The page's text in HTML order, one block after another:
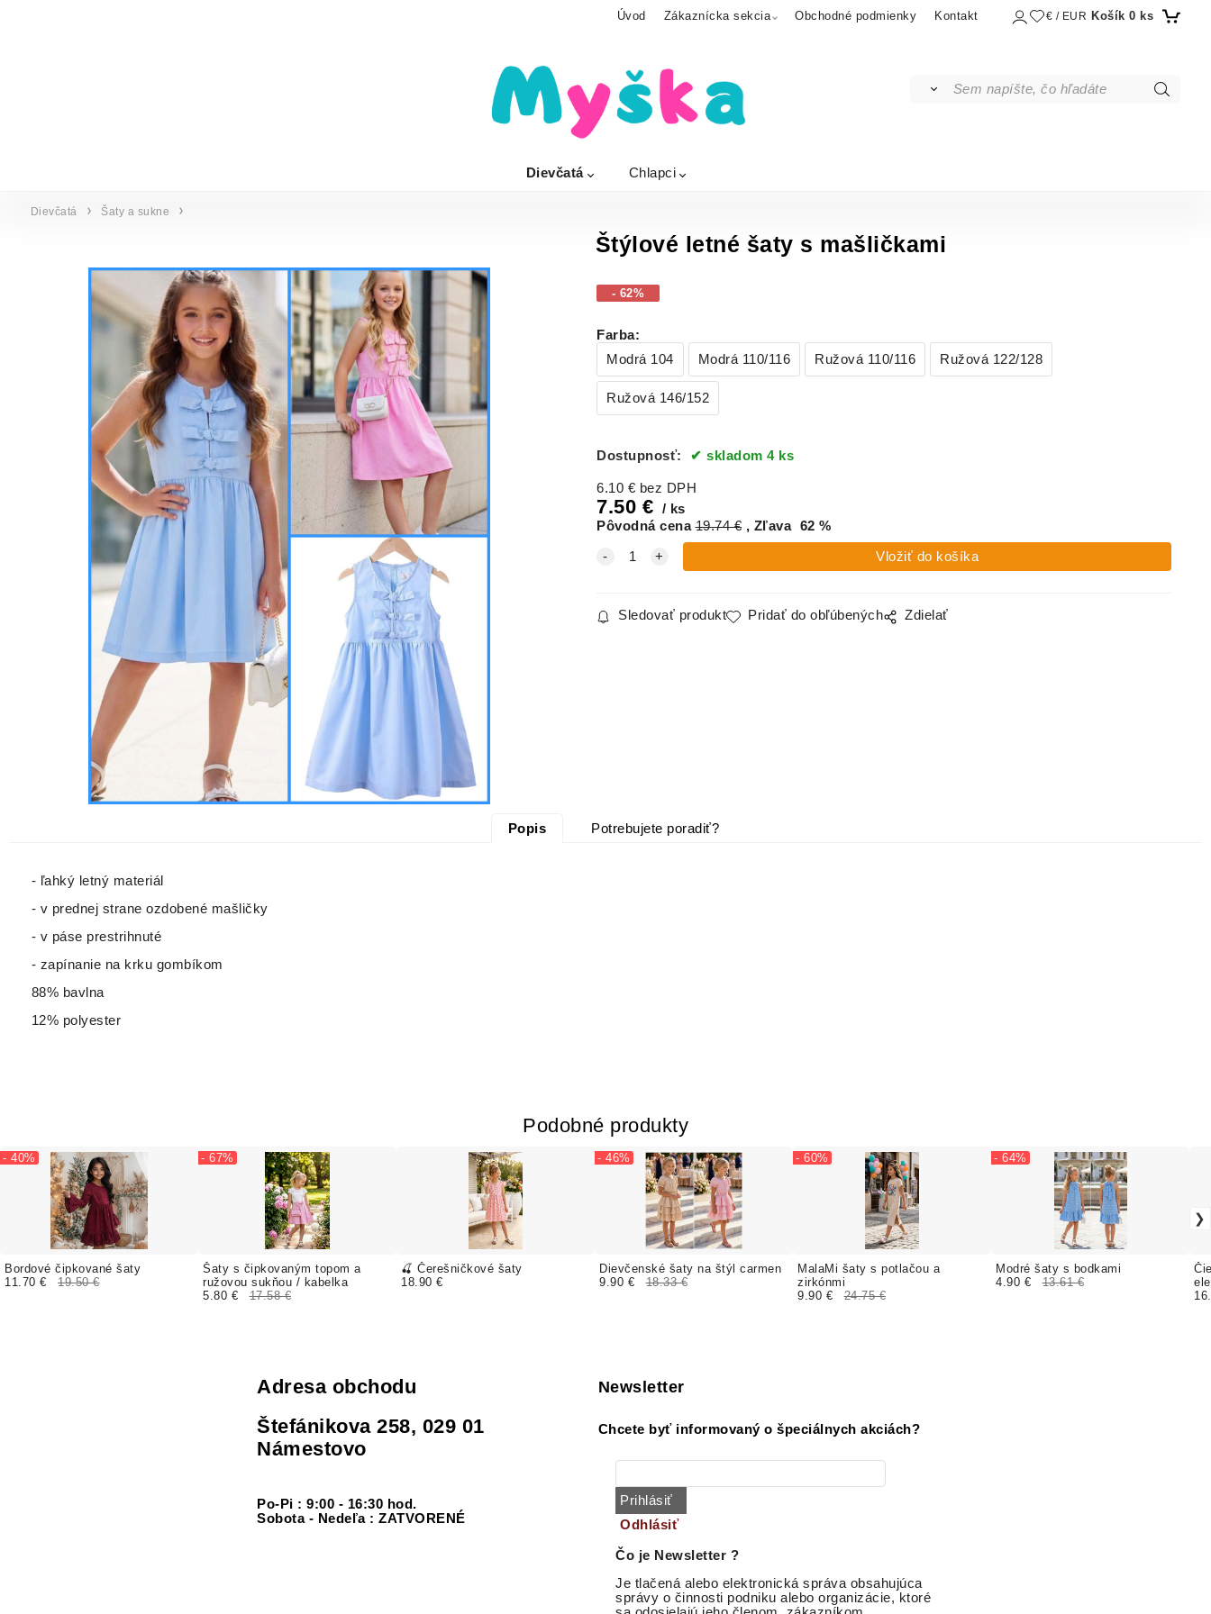
Úvod Zákaznícka sekcia Obchodné podmienky Kontakt € / EUR Košík 0 ks
Dievčatá Chlapci
Dievčatá Šaty a sukne
Štýlové letné šaty s mašličkami
- 62%
Farba:
Modrá 104
Modrá 110/116 Ružová 110/116 Ružová 122/128
Ružová 146/152
Dostupnosť: skladom 4 ks
6.10 € bez DPH
7.50 €
ks
Pôvodná cena 19.74€ Zľava 62 %
Sledovať produkt Pridať do obľúbených Zdielať
Popis Potrebujete poradiť?
- ľahký letný materiál
- v prednej strane ozdobené mašličky
- v páse prestrihnuté
- zapínanie na krku gombíkom
88% bavlna
12% polyester
Podobné produkty
Bordové čipkované šaty
- 40%
11.70 € 19.50 €
Šaty s čipkovaným topom a
ružovou sukňou / kabelka
- 67%
5.80 € 17.58 €
🍒 Čerešničkové šaty
18.90 €
Dievčenské šaty na štýl carmen
- 46%
9.90 € 18.33 €
MalaMi šaty s potlačou a
zirkónmi
- 60%
9.90 € 24.75 €
Modré šaty s bodkami
- 64%
4.90 € 13.61 €
Adresa obchodu
Štefánikova 258, 029 01
Námestovo
Po-Pi : 9:00 - 16:30 hod.
Sobota - Nedeľa : ZATVORENÉ
Newsletter
Chcete byť informovaný o špeciálnych akciách?
Prihlásiť
Odhlásiť
Čo je Newsletter ?
Je tlačená alebo elektronická správa obsahujúca
správy o činnosti podniku alebo organizácie, ktoré